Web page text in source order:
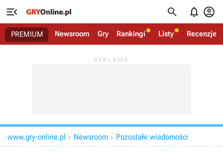
   
PREMIUM Newsroom Gry Rankingi Listy Recenzje
www.gry-online.pl  Newsroom  Pozostałe wiadomości